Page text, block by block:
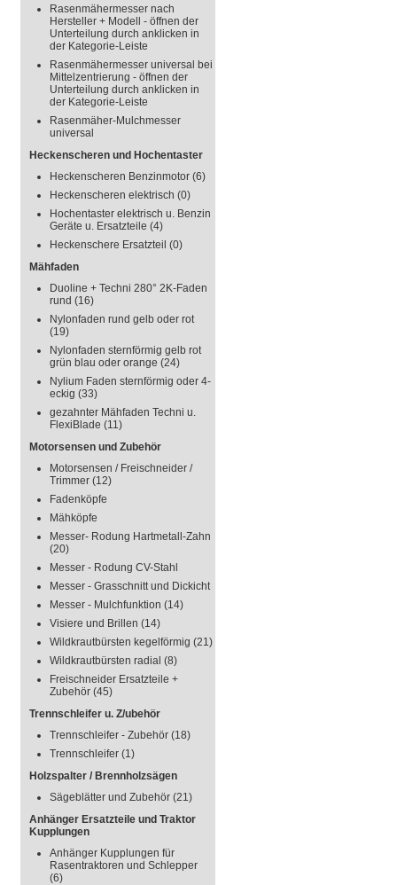
Rasenmähermesser nach
Hersteller + Modell - öffnen der
Unterteilung durch anklicken in
der Kategorie-Leiste
Rasenmähermesser universal bei
Mittelzentrierung - öffnen der
Unterteilung durch anklicken in
der Kategorie-Leiste
Rasenmäher-Mulchmesser
universal
Heckenscheren und Hochentaster
Heckenscheren Benzinmotor (6)
Heckenscheren elektrisch (0)
Hochentaster elektrisch u. Benzin
Geräte u. Ersatzteile (4)
Heckenschere Ersatzteil (0)
Mähfaden
Duoline + Techni 280° 2K-Faden
rund (16)
Nylonfaden rund gelb oder rot
(19)
Nylonfaden sternförmig gelb rot
grün blau oder orange (24)
Nylium Faden sternförmig oder 4-
eckig (33)
gezahnter Mähfaden Techni u.
FlexiBlade (11)
Motorsensen und Zubehör
Motorsensen / Freischneider /
Trimmer (12)
Fadenköpfe
Mähköpfe
Messer- Rodung Hartmetall-Zahn
(20)
Messer - Rodung CV-Stahl
Messer - Grasschnitt und Dickicht
Messer - Mulchfunktion (14)
Visiere und Brillen (14)
Wildkrautbürsten kegelförmig (21)
Wildkrautbürsten radial (8)
Freischneider Ersatzteile +
Zubehör (45)
Trennschleifer u. Z/ubehör
Trennschleifer - Zubehör (18)
Trennschleifer (1)
Holzspalter / Brennholzsägen
Sägeblätter und Zubehör (21)
Anhänger Ersatzteile und Traktor
Kupplungen
Anhänger Kupplungen für
Rasentraktoren und Schlepper
(6)